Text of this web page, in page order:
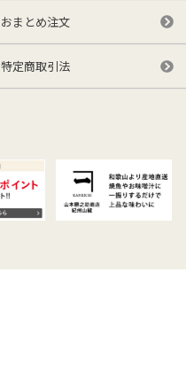
おまとめ注文
特定商取引法